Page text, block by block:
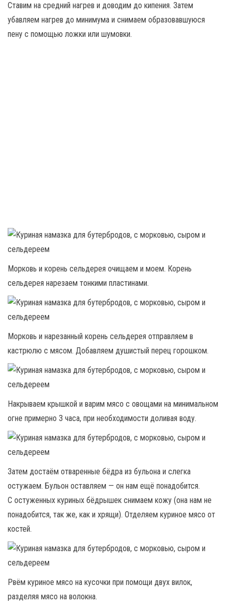
Ставим на средний нагрев и доводим до кипения. Затем
убавляем нагрев до минимума и снимаем образовавшуюся
пену с помощью ложки или шумовки.
Морковь и корень сельдерея очищаем и моем. Корень
сельдерея нарезаем тонкими пластинами.
Морковь и нарезанный корень сельдерея отправляем в
кастрюлю с мясом. Добавляем душистый перец горошком.
Накрываем крышкой и варим мясо с овощами на минимальном
огне примерно 3 часа, при необходимости доливая воду.
Затем достаём отваренные бёдра из бульона и слегка
остужаем. Бульон оставляем — он нам ещё понадобится.
С остуженных куриных бёдрышек снимаем кожу (она нам не
понадобится, так же, как и хрящи). Отделяем куриное мясо от
костей.
Рвём куриное мясо на кусочки при помощи двух вилок,
разделяя мясо на волокна.